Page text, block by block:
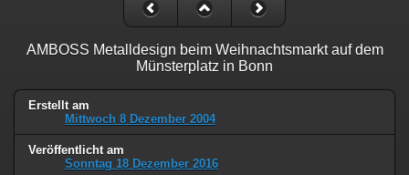
AMBOSS Metalldesign beim Weihnachtsmarkt auf dem
Münsterplatz in Bonn
Erstellt am
Mittwoch 8 Dezember 2004
Veröffentlicht am
Sonntag 18 Dezember 2016